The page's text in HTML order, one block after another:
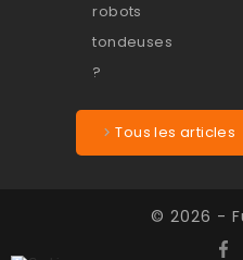
Tous les articles
© 2026 -